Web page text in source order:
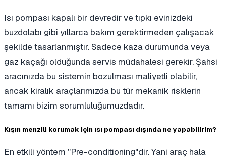
Isı pompası kapalı bir devredir ve tıpkı evinizdeki
buzdolabı gibi yıllarca bakım gerektirmeden çalışacak
şekilde tasarlanmıştır. Sadece kaza durumunda veya
gaz kaçağı olduğunda servis müdahalesi gerekir. Şahsi
aracınızda bu sistemin bozulması maliyetli olabilir,
ancak kiralık araçlarımızda bu tür mekanik risklerin
tamamı bizim sorumluluğumuzdadır.
Kışın menzili korumak için ısı pompası dışında ne yapabilirim?
En etkili yöntem "Pre-conditioning"dir. Yani araç hala